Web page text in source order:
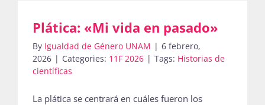
Actividades
La Boletina
Plática: «Mi vida en pasado»
By Igualdad de Género UNAM | 6 febrero,
2026 | Categories: 11F 2026 | Tags: Historias de
científicas
La plática se centrará en cuáles fueron los